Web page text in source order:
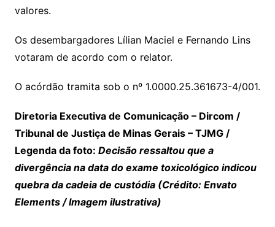
valores.
Os desembargadores Lílian Maciel e Fernando Lins
votaram de acordo com o relator.
O acórdão tramita sob o nº 1.0000.25.361673-4/001.
Diretoria Executiva de Comunicação – Dircom /
Tribunal de Justiça de Minas Gerais – TJMG /
Legenda da foto: Decisão ressaltou que a
divergência na data do exame toxicológico indicou
quebra da cadeia de custódia (Crédito: Envato
Elements / Imagem ilustrativa)